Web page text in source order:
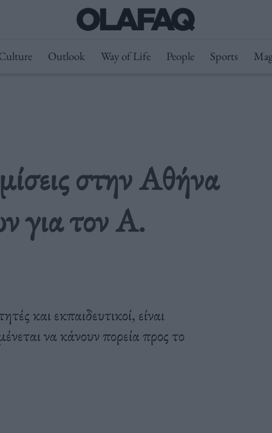
Outlook Way of Life People Sports
στην Αθήνα
για τον Α.
και εκπαιδευτικοί, είναι
να κάνουν πορεία προς το